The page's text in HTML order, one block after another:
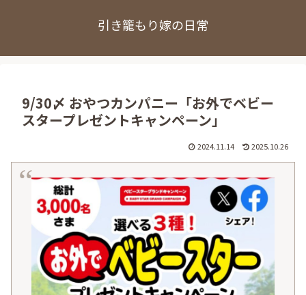
引き籠もり嫁の日常
9/30〆 おやつカンパニー「お外でベビー
スタープレゼントキャンペーン」
2024.11.14 2025.10.26